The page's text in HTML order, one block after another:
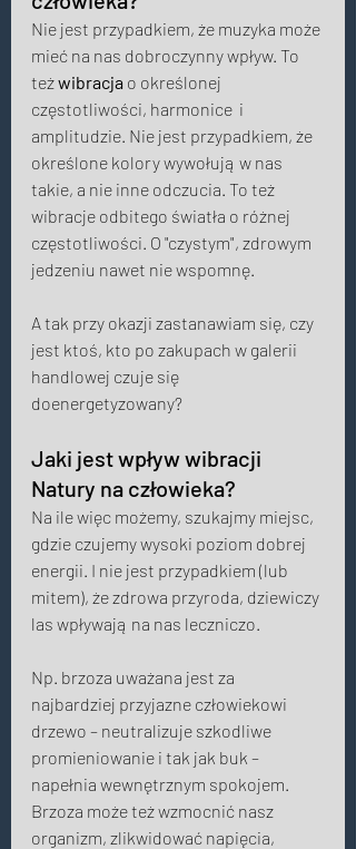
Nie jest przypadkiem, że muzyka może
mieć na nas dobroczynny wpływ. To
też wibracja o określonej
częstotliwości, harmonice  i
amplitudzie. Nie jest przypadkiem, że
określone kolory wywołują w nas
takie, a nie inne odczucia. To też
wibracje odbitego światła o różnej
częstotliwości. O "czystym", zdrowym
jedzeniu nawet nie wspomnę.
A tak przy okazji zastanawiam się, czy
jest ktoś, kto po zakupach w galerii
handlowej czuje się
doenergetyzowany?
Jaki jest wpływ wibracji
Natury na człowieka?
Na ile więc możemy, szukajmy miejsc,
gdzie czujemy wysoki poziom dobrej
energii. I nie jest przypadkiem (lub
mitem), że zdrowa przyroda, dziewiczy
las wpływają na nas leczniczo.
Np. brzoza uważana jest za
najbardziej przyjazne człowiekowi
drzewo – neutralizuje szkodliwe
promieniowanie i tak jak buk –
napełnia wewnętrznym spokojem.
Brzoza może też wzmocnić nasz
organizm, zlikwidować napięcia,